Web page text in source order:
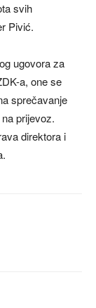
svih
Pivić.
ugovora za
a, one se
sprečavanje
prijevoz.
direktora i